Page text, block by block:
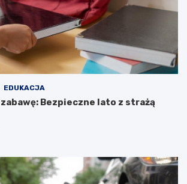
EDUKACJA
Bezpieczne lato z strażą